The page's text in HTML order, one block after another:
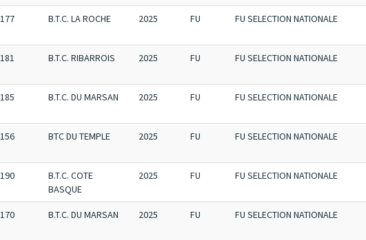
177 B.T.C. LA ROCHE 2025 FU FU SELECTION NATIONALE
181 B.T.C. RIBARROIS 2025 FU FU SELECTION NATIONALE
185 B.T.C. DU MARSAN 2025 FU FU SELECTION NATIONALE
156 BTC DU TEMPLE 2025 FU FU SELECTION NATIONALE
190
B.T.C. COTE
BASQUE
2025 FU FU SELECTION NATIONALE
170 B.T.C. DU MARSAN 2025 FU FU SELECTION NATIONALE